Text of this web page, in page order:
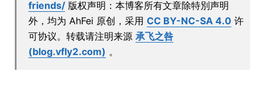
friends/ 版权声明：本博客所有文章除特別声明
外，均为 AhFei 原创，采用 CC BY-NC-SA 4.0 许
可协议。转载请注明来源 承飞之咎
(blog.vfly2.com) 。